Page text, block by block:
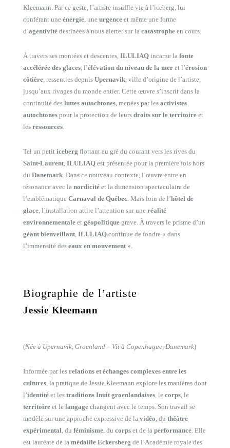
Kleemann. Par ce geste, l’artiste insuffle vie à l’iceberg, lui
conférant une énergie , une urgence et même une forme
d’agentivité destinées à nous alerter sur la catastrophe en cours.
À travers ses montées et descentes, ILULIAQ incarne la fonte
accélérée des glaces , l’élévation du niveau de la mer et l’érosion
côtière , ressenties depuis Upernavik , ville d’origine de l’artiste,
jusqu’aux rivages du monde entier. Cette œuvre s’inscrit dans la
continuité des luttes autochtones , menées par les activistes
autochtones pour la protection de leurs droits sur le territoire et
les ressources
Tel un petit iceberg flottant au gré du courant vers les rives du
Saint-Laurent ILULIAQ est présentée pour la première fois hors
du Danemark . Dans ce nouveau contexte, l’œuvre entre en
résonance avec la nordicité et la dimension spectaculaire de
l’emblématique Carnaval de Québec . Mais loin de l’hôtel de
glace , l’installation attire l’attention sur une réalité
environnementale et géopolitique grave. À travers le prisme d’un
géant bienveillant ILULIAQ continue de fondre « dans
l’immensité des eaux en mouvement ».
Biographie de l’artiste
Jessie Kleemann
(Née à Upernavik, Groenland – Vit à Copenhague, Danemark)
Informée par les relations et échanges complexes entre les
cultures , la pratique de Jessie Kleemann explore les manières dont
l’identité et les traditions Inuit groenlandaises , le corps , le
territoire et le langage changent avec le temps. Son travail se
modèle sur une approche expressive de la vidéo , du théâtre
expérimental , du féminisme , du corps et de la performance . Elle
est lauréate de la médaille Eckersberg de l’Académie royale des